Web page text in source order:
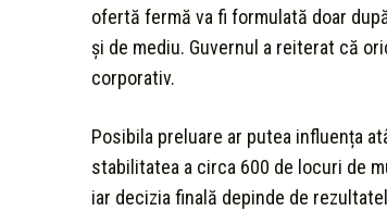
ofertă fermă va fi formulată doar
și de mediu. Guvernul a reiterat că
corporativ.
Posibila preluare ar putea influența
stabilitatea a circa 600 de locuri de
iar decizia finală depinde de